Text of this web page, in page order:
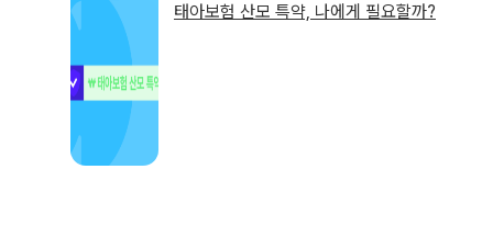
태아보험 산모 특약, 나에게 필요할까?